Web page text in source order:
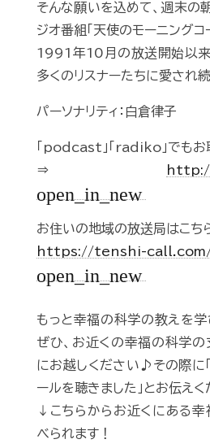
そんな願いを込めて、週末の
ジオ番組「天使のモーニングコ
1991年10月の放送開始以来
多くのリスナーたちに愛され続
パーソナリティ：白倉律子
「podcast」「radiko」でも
⇒
open_in_new
お住いの地域の放送局はこ
https://tenshi-
open_in_new
もっと幸福の科学の教えを
ぜひ、お近くの幸福の科学
にお越しください♪その際に
ールを聴きました」とお伝えく
↓こちらからお近くにある
べられます！